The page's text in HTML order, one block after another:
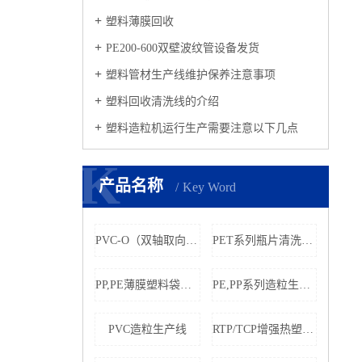
塑料薄膜回收
PE200-600双壁波纹管设备发货
塑料管材生产线维护保养注意事项
塑料回收清洗线的介绍
塑料造粒机运行生产需要注意以下几点
产品名称 Key Word
K
K
PVC-O（双轴取向聚氯乙烯）管材生产线 PET系列瓶片清洗回收设备
PP,PE薄膜塑料袋破碎清洗线 PE,PP系列造粒生产线
PVC造粒生产线 RTP/TCP增强热塑性塑料复合管生产线